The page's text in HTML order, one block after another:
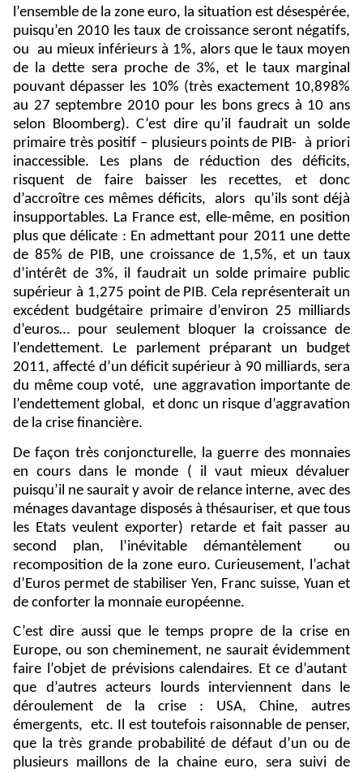
l’ensemble de la zone euro, la situation est désespérée,
puisqu’en 2010 les taux de croissance seront négatifs,
ou au mieux inférieurs à 1%, alors que le taux moyen
de la dette sera proche de 3%, et le taux marginal
pouvant dépasser les 10% (très exactement 10,898%
au 27 septembre 2010 pour les bons grecs à 10 ans
selon Bloomberg). C’est dire qu’il faudrait un solde
primaire très positif – plusieurs points de PIB- à priori
inaccessible. Les plans de réduction des déficits,
risquent de faire baisser les recettes, et donc
d’accroître ces mêmes déficits,
alors
qu’ils sont déjà
insupportables. La France est, elle-même, en position
plus que délicate : En admettant pour 2011 une dette
de 85% de PIB, une croissance de 1,5%, et un taux
d’intérêt de 3%, il faudrait un solde primaire public
supérieur à 1,275 point de PIB. Cela représenterait un
excédent budgétaire primaire d’environ 25 milliards
d’euros… pour seulement bloquer la croissance de
l’endettement. Le parlement préparant un budget
2011, affecté d’un déficit supérieur à 90 milliards, sera
du même coup voté,
une aggravation importante de
l’endettement global, et donc un risque d’aggravation
de la crise financière.
De façon très conjoncturelle, la guerre des monnaies
en cours dans le monde ( il vaut mieux dévaluer
puisqu’il ne saurait y avoir de relance interne, avec des
ménages davantage disposés à thésauriser, et que tous
les Etats veulent exporter) retarde et fait passer au
second plan, l’inévitable démantèlement
ou
recomposition de la zone euro. Curieusement, l’achat
d’Euros permet de stabiliser Yen, Franc suisse, Yuan et
de conforter la monnaie européenne.
C’est dire aussi que le temps propre de la crise en
Europe, ou son cheminement, ne saurait évidemment
faire l’objet de prévisions calendaires. Et ce d’autant
que d’autres acteurs lourds interviennent dans le
déroulement de la crise : USA, Chine, autres
émergents, etc. Il est toutefois raisonnable de penser,
que la très grande probabilité de défaut d’un ou de
plusieurs maillons de la chaine euro, sera suivi de